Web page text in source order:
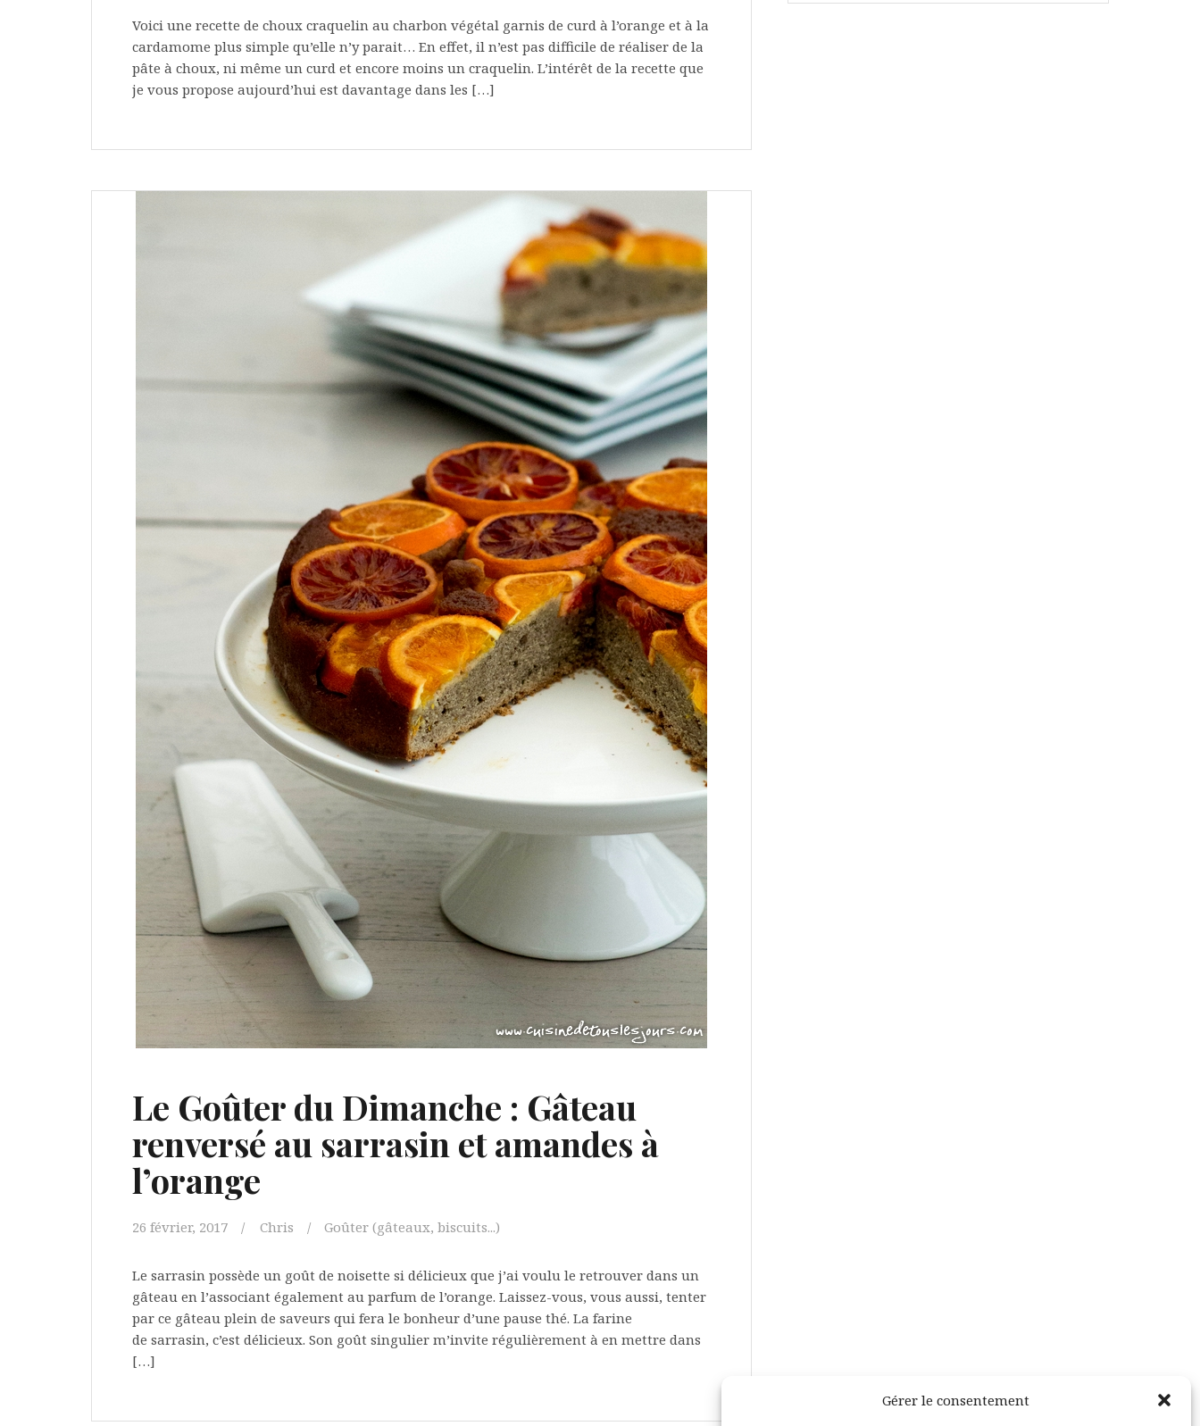
Gérer le consentement
Voici une recette de choux craquelin au charbon végétal garnis de curd à l’orange et à la
cardamome plus simple qu’elle n’y parait… En effet, il n’est pas difficile de réaliser de la
pâte à choux, ni même un curd et encore moins un craquelin. L’intérêt de la recette que
je vous propose aujourd’hui est davantage dans les […]
Le Goûter du Dimanche : Gâteau
renversé au sarrasin et amandes à
l’orange
26 février, 2017 Chris Goûter (gâteaux, biscuits...)
Le sarrasin possède un goût de noisette si délicieux que j’ai voulu le retrouver dans un
gâteau en l’associant également au parfum de l’orange. Laissez-vous, vous aussi, tenter
par ce gâteau plein de saveurs qui fera le bonheur d’une pause thé. La farine
de sarrasin, c’est délicieux. Son goût singulier m’invite régulièrement à en mettre dans
[…]